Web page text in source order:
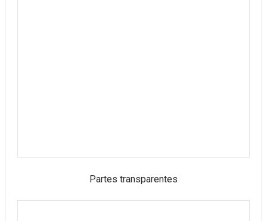
Partes transparentes